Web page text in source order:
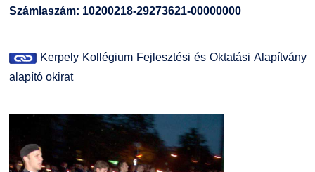
Számlaszám: 10200218-29273621-00000000
Kerpely Kollégium Fejlesztési és Oktatási Alapítvány
alapító okirat